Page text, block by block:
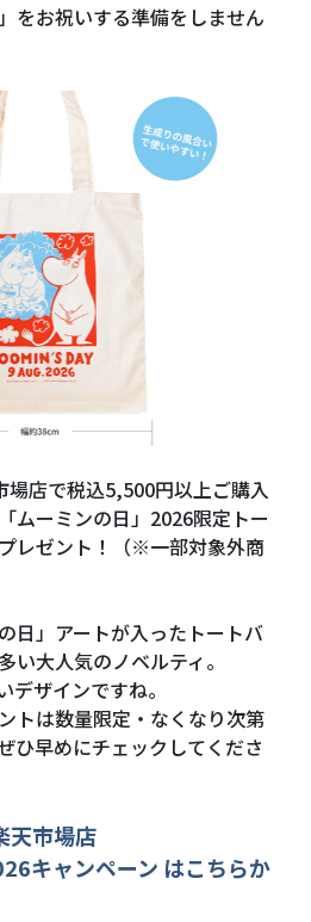
をお祝いする準備をしません
場店で税込5,500円以上ご購入
ムーミンの日」2026限定トー
レゼント！（※一部対象外商
日」アートが入ったトートバ
い大人気のノベルティ。
デザインですね。
トは数量限定・なくなり次第
ひ早めにチェックしてくださ
天市場店
キャンペーン はこちらか